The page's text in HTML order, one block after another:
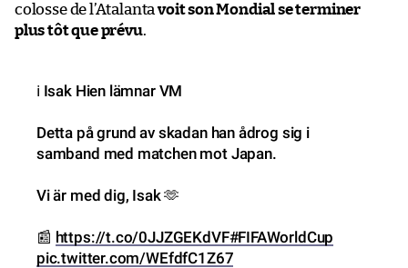
colosse de l’Atalantavoit son Mondial se terminer
plus tôt que prévu.
ℹ️ Isak Hien lämnar VM
Detta på grund av skadan han ådrog sig i
samband med matchen mot Japan.
Vi är med dig, Isak 🫶
📰 https://t.co/0JJZGEKdVF#FIFAWorldCup
pic.twitter.com/WEfdfC1Z67